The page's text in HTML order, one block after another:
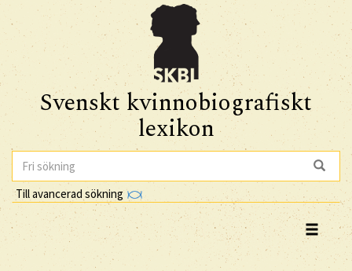
Svenskt kvinnobiografiskt
lexikon
Till avancerad sökning